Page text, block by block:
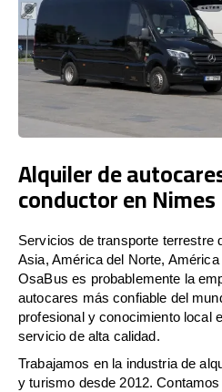
Alquiler de
conductor en Nimes
Servicios de transporte terrestre
Asia, América del Norte,
OsaBus es probablemente la
autocares más confiable del
profesional y conocimiento local
servicio de alta calidad.
Trabajamos en la industria de
y turismo desde 2012.